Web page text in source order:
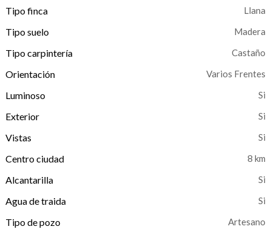
Tipo finca Llana
Tipo suelo Madera
Tipo carpintería Castaño
Orientación Varios Frentes
Luminoso
Exterior
Vistas
Centro ciudad
8 km
Alcantarilla
Agua de traida
Tipo de pozo
Artesano